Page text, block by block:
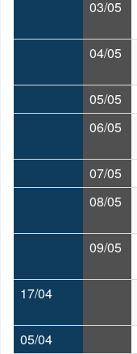
03/05
04/05
05/05
06/05
07/05
08/05
09/05
17/04
05/04